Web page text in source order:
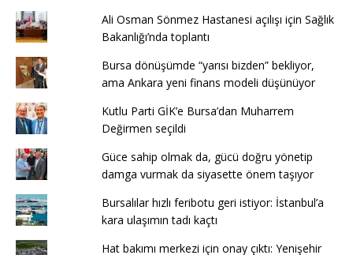
Ali Osman Sönmez Hastanesi açılışı için Sağlık
Bakanlığı’nda toplantı
Bursa dönüşümde “yarısı bizden” bekliyor,
ama Ankara yeni finans modeli düşünüyor
Kutlu Parti GİK’e Bursa’dan Muharrem
Değirmen seçildi
Güce sahip olmak da, gücü doğru yönetip
damga vurmak da siyasette önem taşıyor
Bursalılar hızlı feribotu geri istiyor: İstanbul’a
kara ulaşımın tadı kaçtı
Hat bakımı merkezi için onay çıktı: Yenişehir